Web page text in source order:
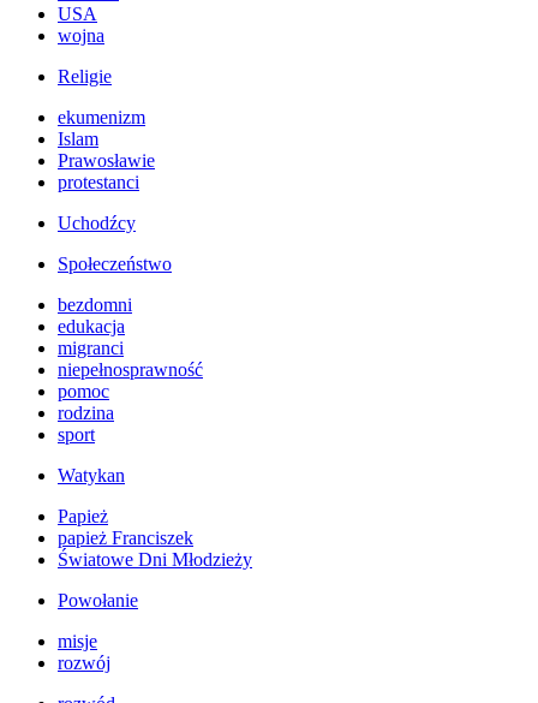
USA
wojna
Religie
ekumenizm
Islam
Prawosławie
protestanci
Uchodźcy
Społeczeństwo
bezdomni
edukacja
migranci
niepełnosprawność
pomoc
rodzina
sport
Watykan
Papież
papież Franciszek
Światowe Dni Młodzieży
Powołanie
misje
rozwój